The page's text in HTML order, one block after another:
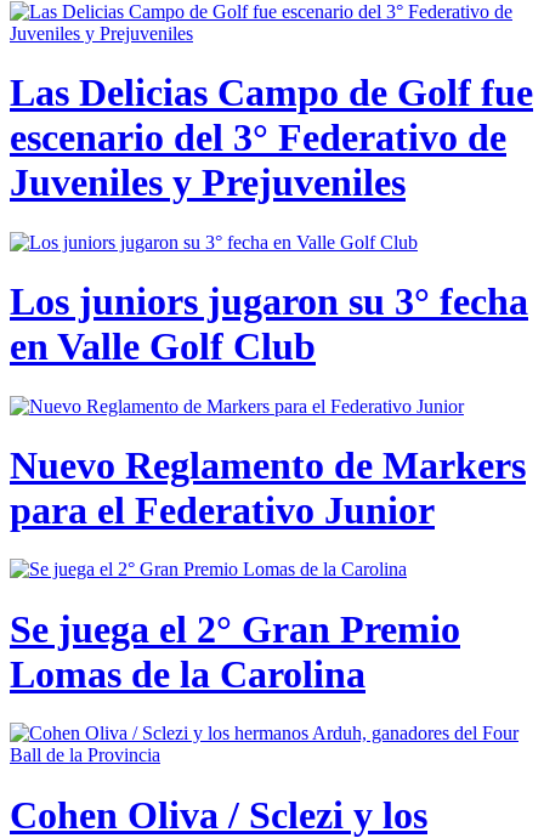
Las Delicias Campo de Golf fue
escenario del 3° Federativo de
Juveniles y Prejuveniles
Los juniors jugaron su 3° fecha
en Valle Golf Club
Nuevo Reglamento de Markers
para el Federativo Junior
Se juega el 2° Gran Premio
Lomas de la Carolina
Cohen Oliva / Sclezi y los